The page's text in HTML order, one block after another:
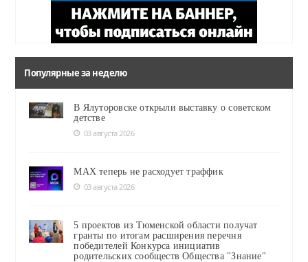
Популярные за неделю
В Ялуторовске открыли выставку о советском
детстве
03 августа 2026
MAX теперь не расходует траффик
03 августа 2026
5 проектов из Тюменской области получат
гранты по итогам расширения перечня
победителей Конкурса инициатив
родительских сообществ Общества "Знание"